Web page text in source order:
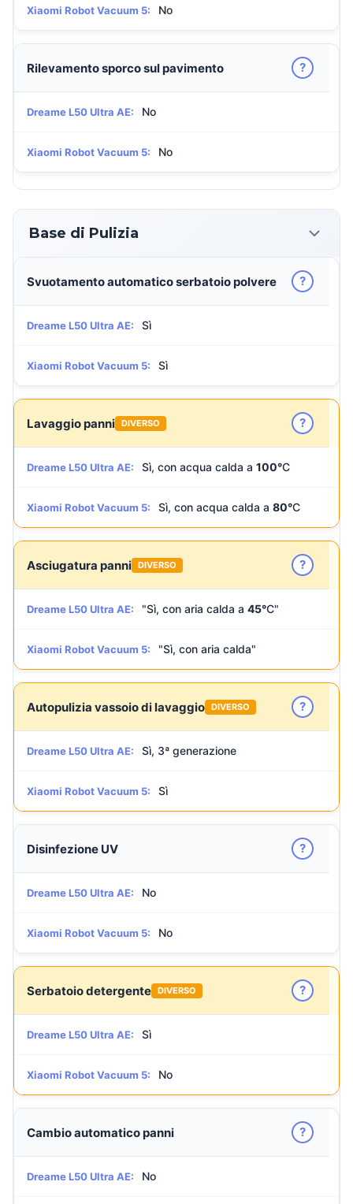
Xiaomi Robot Vacuum 5: No
Rilevamento sporco sul pavimento ?
Dreame L50 Ultra AE: No
Xiaomi Robot Vacuum 5: No
Base di Pulizia
Svuotamento automatico serbatoio polvere ?
Dreame L50 Ultra AE: Sì
Xiaomi Robot Vacuum 5: Sì
Lavaggio panni DIVERSO ?
Dreame L50 Ultra AE: Sì, con acqua calda a 100°C
Xiaomi Robot Vacuum 5: Sì, con acqua calda a 80°C
Asciugatura panni DIVERSO ?
Dreame L50 Ultra AE: "Sì, con aria calda a 45°C"
Xiaomi Robot Vacuum 5: "Sì, con aria calda"
Autopulizia vassoio di lavaggio DIVERSO ?
Dreame L50 Ultra AE: Sì, 3ª generazione
Xiaomi Robot Vacuum 5: Sì
Disinfezione UV ?
Dreame L50 Ultra AE: No
Xiaomi Robot Vacuum 5: No
Serbatoio detergente DIVERSO ?
Dreame L50 Ultra AE: Sì
Xiaomi Robot Vacuum 5: No
Cambio automatico panni ?
Dreame L50 Ultra AE: No